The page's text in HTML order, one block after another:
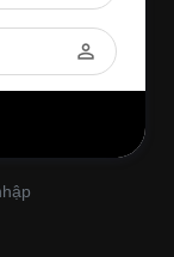
perm_identity